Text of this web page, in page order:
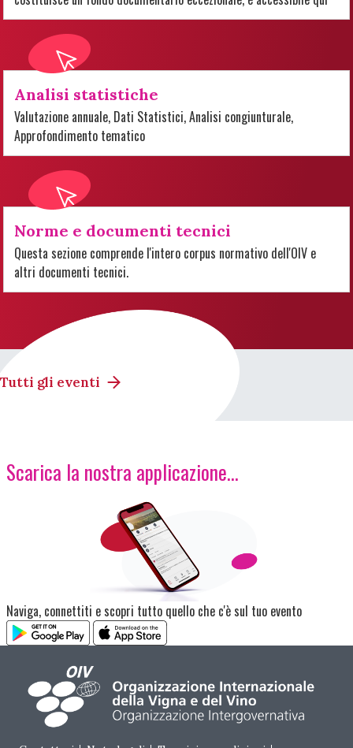
Analisi statistiche
Valutazione annuale, Dati Statistici, Analisi congiunturale,
Approfondimento tematico
Norme e documenti tecnici
Questa sezione comprende l'intero corpus normativo dell'OIV e
altri documenti tecnici.
Tutti gli eventi
Scarica la nostra applicazione...
Immagine
Naviga, connettiti e scopri tutto quello che c'è sul tuo evento